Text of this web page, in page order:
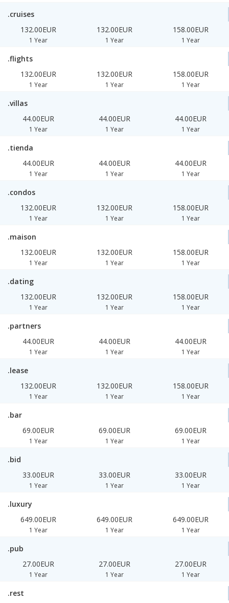
.cruises
132.00EUR
1 Year
132.00EUR
1 Year
158.00EUR
1 Year
.flights
132.00EUR
1 Year
132.00EUR
1 Year
158.00EUR
1 Year
.villas
44.00EUR
1 Year
44.00EUR
1 Year
44.00EUR
1 Year
.tienda
44.00EUR
1 Year
44.00EUR
1 Year
44.00EUR
1 Year
.condos
132.00EUR
1 Year
132.00EUR
1 Year
158.00EUR
1 Year
.maison
132.00EUR
1 Year
132.00EUR
1 Year
158.00EUR
1 Year
.dating
132.00EUR
1 Year
132.00EUR
1 Year
158.00EUR
1 Year
.partners
44.00EUR
1 Year
44.00EUR
1 Year
44.00EUR
1 Year
.lease
132.00EUR
1 Year
132.00EUR
1 Year
158.00EUR
1 Year
.bar
69.00EUR
1 Year
69.00EUR
1 Year
69.00EUR
1 Year
.bid
33.00EUR
1 Year
33.00EUR
1 Year
33.00EUR
1 Year
.luxury
649.00EUR
1 Year
649.00EUR
1 Year
649.00EUR
1 Year
.pub
27.00EUR
1 Year
27.00EUR
1 Year
27.00EUR
1 Year
.rest